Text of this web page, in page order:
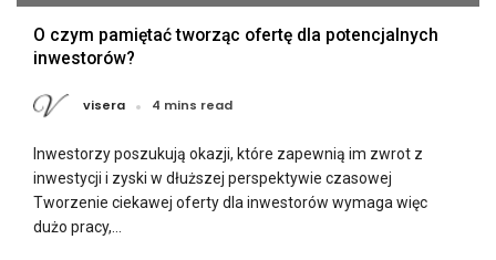
O czym pamiętać tworząc ofertę dla potencjalnych
inwestorów?
visera 4 mins read
Inwestorzy poszukują okazji, które zapewnią im zwrot z
inwestycji i zyski w dłuższej perspektywie czasowej
Tworzenie ciekawej oferty dla inwestorów wymaga więc
dużo pracy,...